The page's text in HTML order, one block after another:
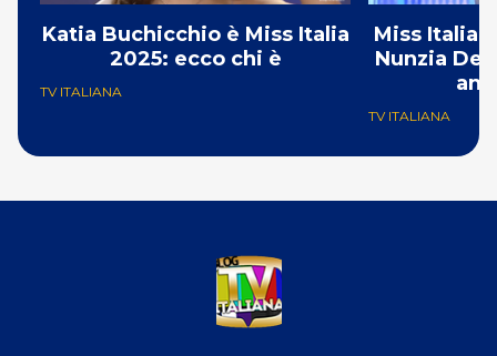
Katia Buchicchio è Miss Italia
2025: ecco chi è
TV ITALIANA
Miss Italia
Nunzia De
TV ITALIANA